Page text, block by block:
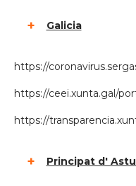
Galicia
https://
https://ceei.xunta.gal/
https://
Principat d'